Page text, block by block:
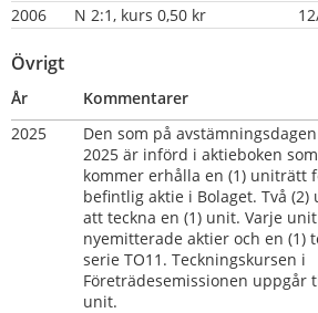
2006
N 2:1, kurs 0,50 kr
Övrigt
År
Kommentarer
2025
Den som på
2025 är införd i aktieboken
kommer erhålla en (1) uniträtt
befintlig aktie i Bolaget. Två
att teckna en (1) unit. Varje
nyemitterade aktier och en (1)
serie TO11. Teckningskursen i
Företrädesemissionen uppgår
unit.